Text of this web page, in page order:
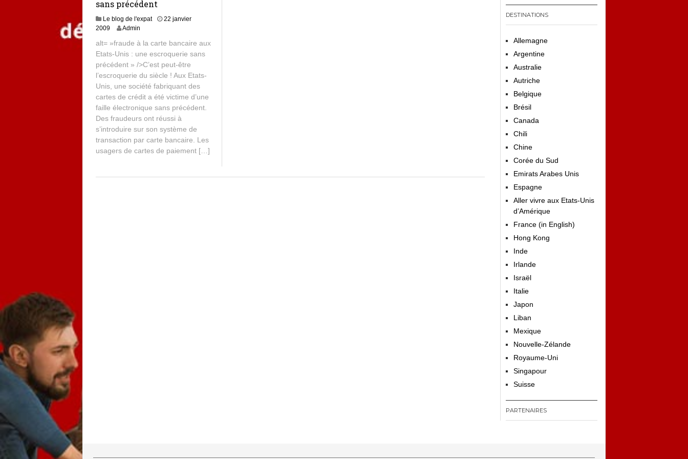
sans précédent
Le blog de l'expat
22 janvier
2009
Admin
alt= »fraude à la carte bancaire aux
Etats-Unis : une escroquerie sans
précédent » />C’est peut-être
l’escroquerie du siècle ! Aux Etats-
Unis, une société fabriquant des
cartes de crédit a été victime d’une
faille électronique sans précédent.
Des fraudeurs ont réussi à
s’introduire sur son système de
transaction par carte bancaire. Les
usagers de cartes de paiement […]
DESTINATIONS
Allemagne
Argentine
Australie
Autriche
Belgique
Brésil
Canada
Chili
Chine
Corée du Sud
Emirats Arabes Unis
Espagne
Aller vivre aux Etats-Unis
d’Amérique
France (in English)
Hong Kong
Inde
Irlande
Israël
Italie
Japon
Liban
Mexique
Nouvelle-Zélande
Royaume-Uni
Singapour
Suisse
PARTENAIRES